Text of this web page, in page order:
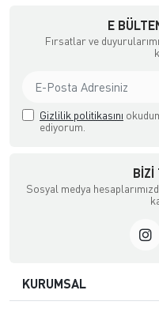
E
Fırsatlar ve
Gizlilik politikasını
ediyorum.
BIZI
Sosyal medya
KURUMSAL